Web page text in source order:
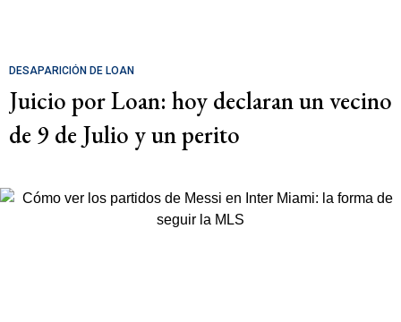
DESAPARICIÓN DE LOAN
Juicio por Loan: hoy declaran un vecino
de 9 de Julio y un perito